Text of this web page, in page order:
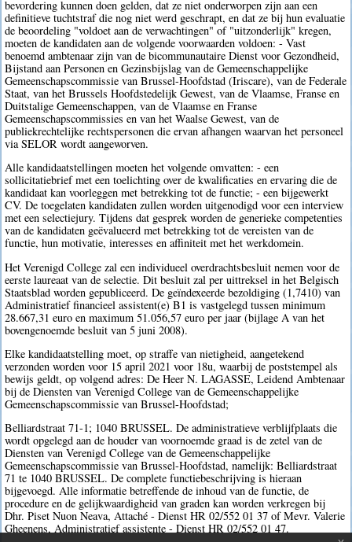
bevordering kunnen doen gelden, dat ze niet onderworpen zijn aan een
definitieve tuchtstraf die nog niet werd geschrapt, en dat ze bij hun evaluatie
de beoordeling "voldoet aan de verwachtingen" of "uitzonderlijk" kregen,
moeten de kandidaten aan de volgende voorwaarden voldoen: - Vast
benoemd ambtenaar zijn van de bicommunautaire Dienst voor Gezondheid,
Bijstand aan Personen en Gezinsbijslag van de Gemeenschappelijke
Gemeenschapscommissie van Brussel-Hoofdstad (Iriscare), van de Federale
Staat, van het Brussels Hoofdstedelijk Gewest, van de Vlaamse, Franse en
Duitstalige Gemeenschappen, van de Vlaamse en Franse
Gemeenschapscommissies en van het Waalse Gewest, van de
publiekrechtelijke rechtspersonen die ervan afhangen waarvan het personeel
via SELOR wordt aangeworven.
Alle kandidaatstellingen moeten het volgende omvatten: - een
sollicitatiebrief met een toelichting over de kwalificaties en ervaring die de
kandidaat kan voorleggen met betrekking tot de functie; - een bijgewerkt
CV. De toegelaten kandidaten zullen worden uitgenodigd voor een interview
met een selectiejury. Tijdens dat gesprek worden de generieke competenties
van de kandidaten geëvalueerd met betrekking tot de vereisten van de
functie, hun motivatie, interesses en affiniteit met het werkdomein.
Het Verenigd College zal een individueel overdrachtsbesluit nemen voor de
eerste laureaat van de selectie. Dit besluit zal per uittreksel in het Belgisch
Staatsblad worden gepubliceerd. De geïndexeerde bezoldiging (1,7410) van
Administratief financieel assistent(e) B1 is vastgelegd tussen minimum
28.667,31 euro en maximum 51.056,57 euro per jaar (bijlage A van het
bovengenoemde besluit van 5 juni 2008).
Elke kandidaatstelling moet, op straffe van nietigheid, aangetekend
verzonden worden voor 15 april 2021 voor 18u, waarbij de poststempel als
bewijs geldt, op volgend adres: De Heer N. LAGASSE, Leidend Ambtenaar
bij de Diensten van Verenigd College van de Gemeenschappelijke
Gemeenschapscommissie van Brussel-Hoofdstad;
Belliardstraat 71-1; 1040 BRUSSEL. De administratieve verblijfplaats die
wordt opgelegd aan de houder van voornoemde graad is de zetel van de
Diensten van Verenigd College van de Gemeenschappelijke
Gemeenschapscommissie van Brussel-Hoofdstad, namelijk: Belliardstraat
71 te 1040 BRUSSEL. De complete functiebeschrijving is hieraan
bijgevoegd. Alle informatie betreffende de inhoud van de functie, de
procedure en de gelijkwaardigheid van graden kan worden verkregen bij
Dhr. Piset Nuon Neava, Attaché - Dienst HR 02/552 01 37 of Mevr. Valerie
Gheenens, Administratief assistente - Dienst HR 02/552 01 47.